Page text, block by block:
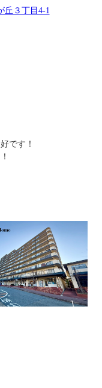
丘３丁目4-1
です！